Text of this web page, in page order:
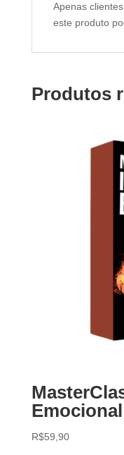
Apenas
este produto
Produtos
Emocional
R$59,90